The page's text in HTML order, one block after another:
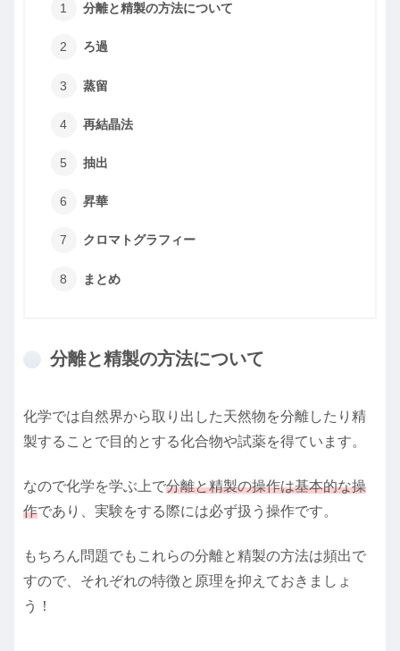
分離と精製の方法について
ろ過
蒸留
再結晶法
抽出
昇華
クロマトグラフィー
まとめ
分離と精製の方法について
化学では自然界から取り出した天然物を分離したり精
製することで目的とする化合物や試薬を得ています。
なので化学を学ぶ上で分離と精製の操作は基本的な操
作であり、実験をする際には必ず扱う操作です。
もちろん問題でもこれらの分離と精製の方法は頻出で
すので、それぞれの特徴と原理を抑えておきましょ
う！